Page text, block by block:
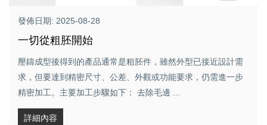
發佈日期: 2025-08-28
一切從粗胚開始
壓鑄成型後得到的產品通常是粗胚件，雖然外型已接近設計需
求，但要達到精密尺寸、公差、外觀或功能要求，仍需進一步
精密加工。主要加工步驟如下： 去除毛邊 ...
詳細內容